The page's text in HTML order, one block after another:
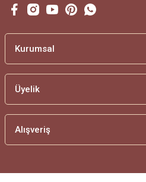
Kurumsal
Üyelik
Alışveriş